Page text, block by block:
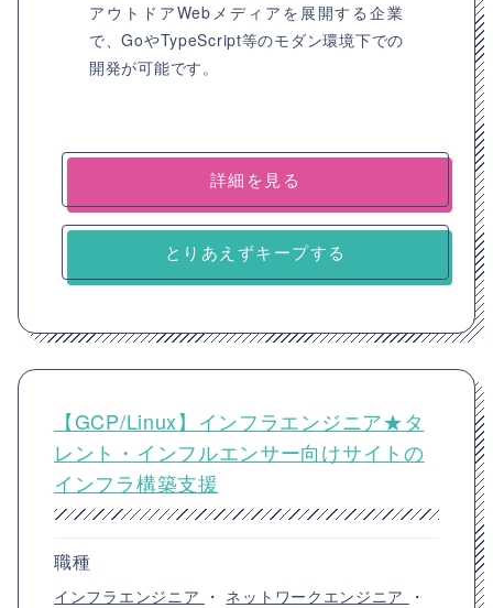
アウトドアWebメディアを展開する企業
で、GoやTypeScript等のモダン環境下での
開発が可能です。
詳細を見る
とりあえずキープする
【GCP/Linux】インフラエンジニア★タ
レント・インフルエンサー向けサイトの
インフラ構築支援
職種
インフラエンジニア ・ ネットワークエンジニア
・